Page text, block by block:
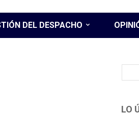
DEL DESPACHO
LO